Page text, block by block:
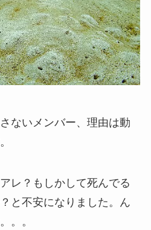
ないメンバー、理由は動
レ？もしかして死んでる
と不安になりました。ん
。。